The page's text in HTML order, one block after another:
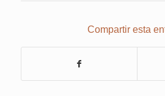
Compartir esta